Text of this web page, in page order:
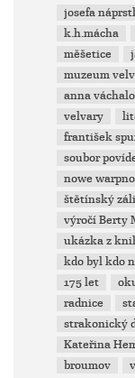
josefa
k.h.mácha
měšetice
muzeum
anna
velvary
františek
soubor
nowe warpno
štětínský
výročí Berty
ukázka z
kdo byl kdo
175 let
radnice
strakonický
Kateřina
broumov